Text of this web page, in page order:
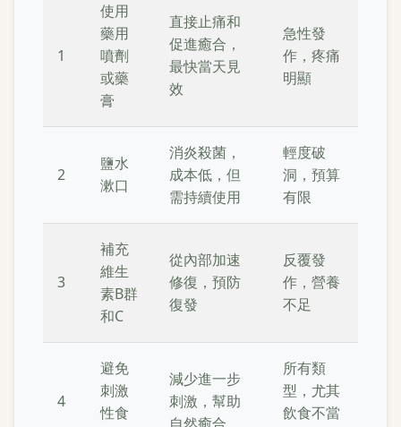
1
使用
藥用
噴劑
或藥
膏
直接止痛和
促進癒合，
最快當天見
效
急性發
作，疼痛
明顯
2
鹽水
漱口
消炎殺菌，
成本低，但
需持續使用
輕度破
洞，預算
有限
3
補充
維生
素B群
和C
從內部加速
修復，預防
復發
反覆發
作，營養
不足
4
避免
刺激
性食
減少進一步
刺激，幫助
所有類
型，尤其
飲食不當